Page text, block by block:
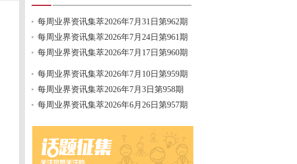
每周业界资讯集萃2026年7月31日第962期
每周业界资讯集萃2026年7月24日第961期
每周业界资讯集萃2026年7月17日第960期
每周业界资讯集萃2026年7月10日第959期
每周业界资讯集萃2026年7月3日第958期
每周业界资讯集萃2026年6月26日第957期